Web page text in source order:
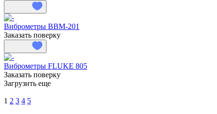
Виброметры ВВМ-201
Заказать поверку
Виброметры FLUKE 805
Заказать поверку
Загрузить еще
1 2 3 4 5